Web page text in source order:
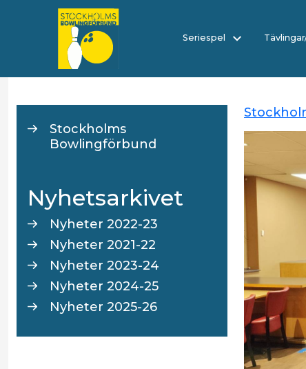
Seriespel
Stockholms
Bowlingförbund
Nyhetsarkivet
Nyheter 2022-23
Nyheter 2021-22
Nyheter 2023-24
Nyheter 2024-25
Nyheter 2025-26